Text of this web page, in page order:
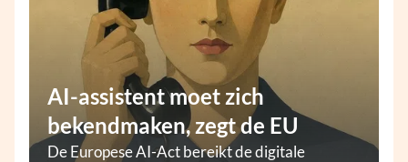
AI-assistent moet zich
bekendmaken, zegt de EU
De Europese AI-Act bereikt de digitale